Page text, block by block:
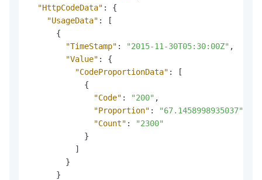
"HttpCodeData" :
{
"UsageData" :
[
{
"TimeStamp" : "2015-11-30T05:30:00Z" ,
"Value" :
{
"CodeProportionData" :
[
{
"Code" : "200" ,
"Proportion" : "67.1458998935037"
"Count" :
"2300"
}
]
}
}